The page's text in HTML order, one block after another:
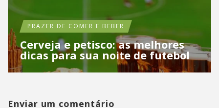
PRAZER DE COMER E BEBER
Cerveja e petisco: as melhores
dicas para sua noite de futebol
Enviar um comentário